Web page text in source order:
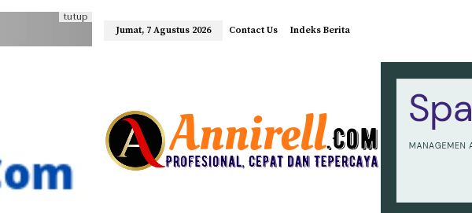
Jumat, 7 Agustus 2026 Contact Us Indeks Berita
tutup